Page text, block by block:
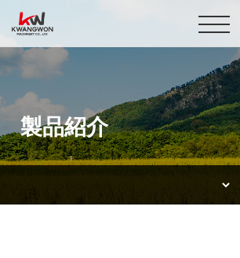
会社紹介
製品紹介
顧客センター
お問い合わせ
製品紹介